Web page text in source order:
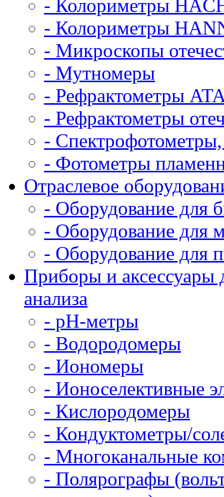
- Колориметры
- Колориметры
- Микроскопы
- Мутномеры
- Рефрактометры
- Рефрактометры
-
- Фотометры
Отраслевое
- Оборудование для
- Оборудование для
- Оборудование для
Приборы и аксессуары
анализа
- pH-метры
- Водородомеры
- Иономеры
- Ионоселективные
- Кислородомеры
- Кондуктометры/
- Многоканальные
- Полярографы